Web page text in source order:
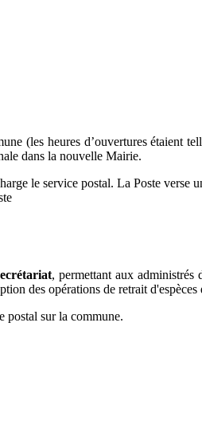
(les heures d’ouvertures étaient
dans la nouvelle Mairie.
le service postal. La Poste
, permettant aux administrés
des opérations de retrait d'espèces
postal sur la commune.